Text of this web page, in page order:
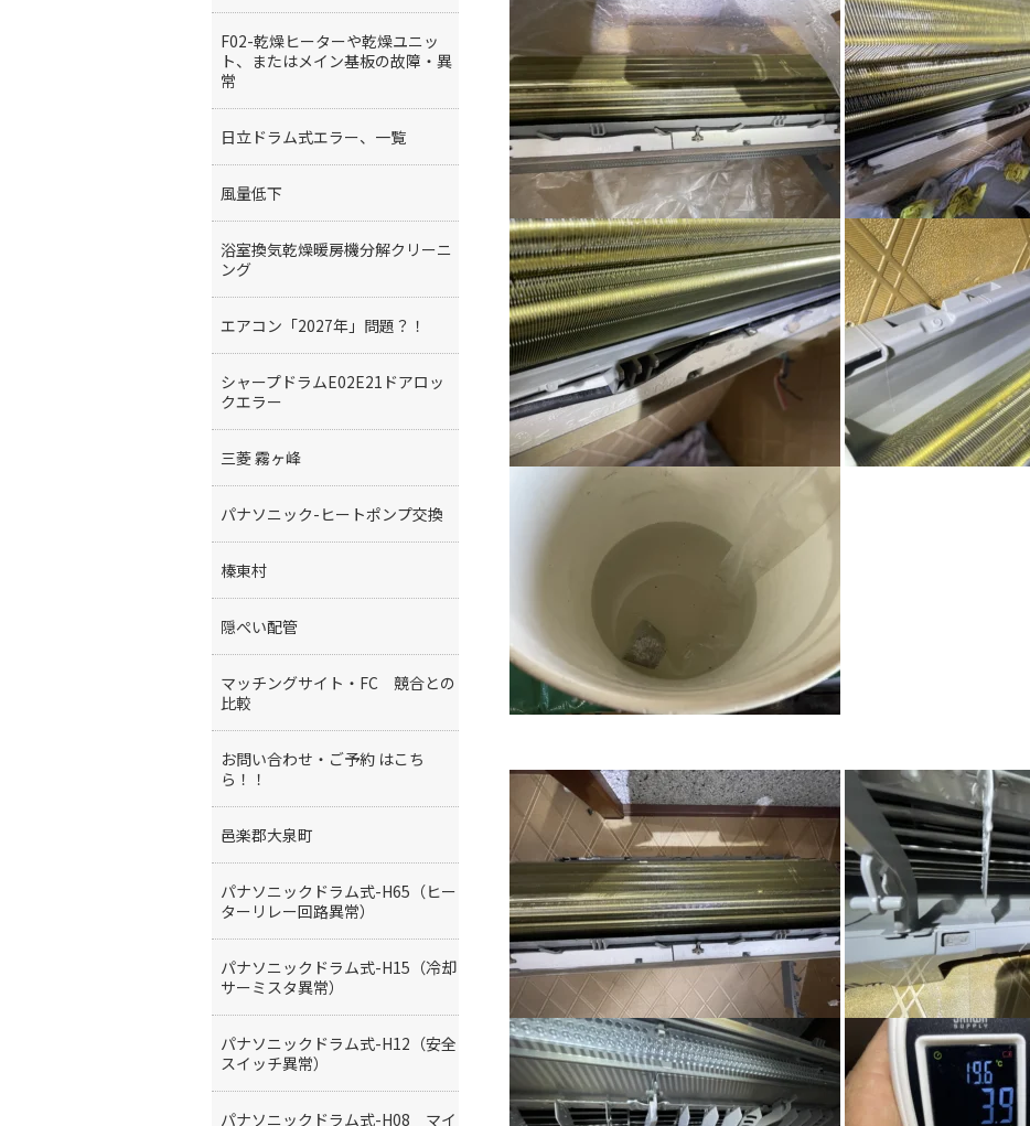
F02-乾燥ヒーターや乾燥ユニッ
ト、またはメイン基板の故障・異
常
日立ドラム式エラー、一覧
風量低下
浴室換気乾燥暖房機分解クリーニ
ング
エアコン「2027年」問題？！
シャープドラムE02E21ドアロッ
クエラー
三菱 霧ヶ峰
パナソニック-ヒートポンプ交換
榛東村
隠ぺい配管
マッチングサイト・FC 競合との
比較
お問い合わせ・ご予約 はこち
ら！！
邑楽郡大泉町
パナソニックドラム式-H65（ヒー
ターリレー回路異常）
パナソニックドラム式-H15（冷却
サーミスタ異常）
パナソニックドラム式-H12（安全
スイッチ異常）
パナソニックドラム式-H08 マイ